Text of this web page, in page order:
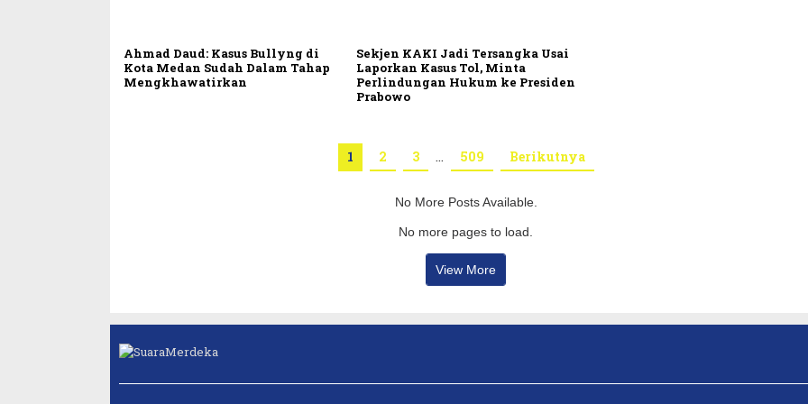
Ahmad Daud: Kasus Bullyng di
Kota Medan Sudah Dalam Tahap
Mengkhawatirkan
Sekjen KAKI Jadi Tersangka Usai
Laporkan Kasus Tol, Minta
Perlindungan Hukum ke Presiden
Prabowo
1 2 3 … 509 Berikutnya
No More Posts Available.
No more pages to load.
View More